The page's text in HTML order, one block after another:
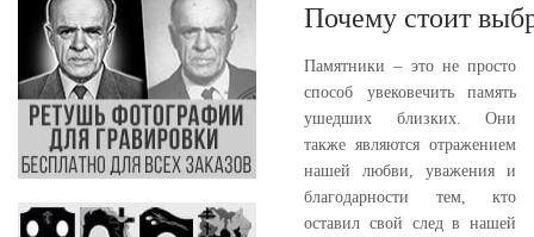
Почему стоит
Памятники – это не просто
способ увековечить память
ушедших близких. Они
также являются отражением
нашей любви, уважения и
благодарности тем, кто
оставил свой след в нашей